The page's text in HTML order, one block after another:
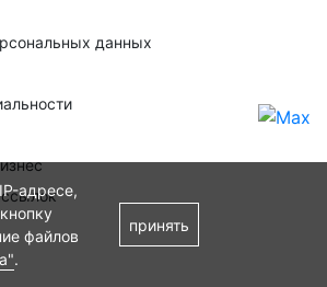
данных
адресе,
файлов
.
принять